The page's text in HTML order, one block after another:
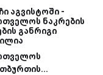
აგვისტოში -
ნაკრების
განრიგი